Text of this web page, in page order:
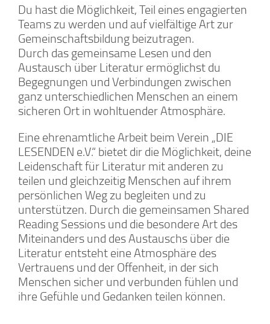
Du hast die Möglichkeit, Teil eines engagierten
Teams zu werden und auf vielfältige Art zur
Gemeinschaftsbildung beizutragen.
Durch das gemeinsame Lesen und den
Austausch über Literatur ermöglichst du
Begegnungen und Verbindungen zwischen
ganz unterschiedlichen Menschen an einem
sicheren Ort in wohltuender Atmosphäre.
Eine ehrenamtliche Arbeit beim Verein „DIE
LESENDEN e.V.“ bietet dir die Möglichkeit, deine
Leidenschaft für Literatur mit anderen zu
teilen und gleichzeitig Menschen auf ihrem
persönlichen Weg zu begleiten und zu
unterstützen. Durch die gemeinsamen Shared
Reading Sessions und die besondere Art des
Miteinanders und des Austauschs über die
Literatur entsteht eine Atmosphäre des
Vertrauens und der Offenheit, in der sich
Menschen sicher und verbunden fühlen und
ihre Gefühle und Gedanken teilen können.